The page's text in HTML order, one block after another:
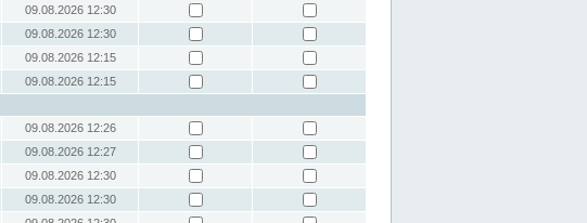
09.08.2026 12:30
09.08.2026 12:30
09.08.2026 12:15
09.08.2026 12:15
09.08.2026 12:26
09.08.2026 12:27
09.08.2026 12:30
09.08.2026 12:30